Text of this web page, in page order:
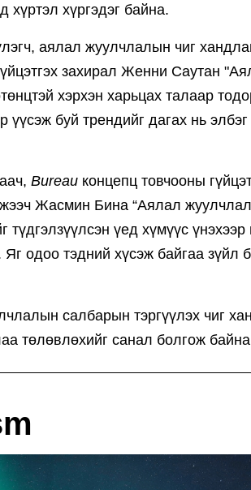
хүртэл хүргэдэг байна.
аялал жуулчлалын чиг
захирал Женни Саутан
хэрхэн харьцах талаар
үүсэж буй трендийг дагах нь
Bureau концепц товчооны
Жасмин Бина “Аялал
үед хүмүүс
одоо тэдний хүсэж байгаа зүйл
салбарын тэргүүлэх чиг
төлөвлөхийг санал болгож